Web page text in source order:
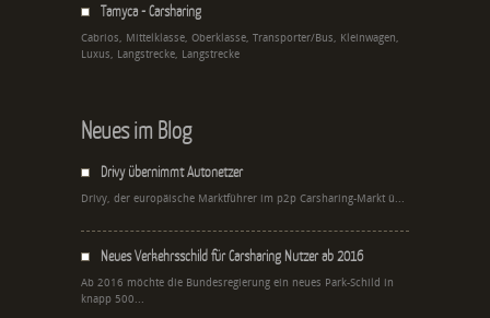
Tamyca - Carsharing
Cabrios, Mittelklasse, Oberklasse, Transporter/Bus, Kleinwagen,
Luxus, Langstrecke, Langstrecke
Neues im Blog
Drivy übernimmt Autonetzer
Drivy, der europäische Marktführer im p2p Carsharing-Markt ü...
Neues Verkehrsschild für Carsharing Nutzer ab 2016
Ab 2016 möchte die Bundesregierung ein neues Park-Schild in
knapp 500...